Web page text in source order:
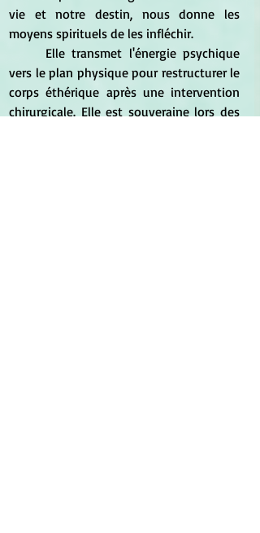
vie et notre destin, nous donne les
moyens spirituels de les infléchir.
vers le plan physique pour restructurer le
corps éthérique après une intervention
chirurgicale. Elle est souveraine lors des